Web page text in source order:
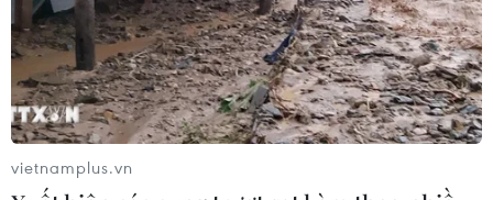
Iran và Oman đạt thỏa thuận về
tuyến vận tải qua eo biển Hormuz
06/08/2026 04:36
Từ hạt nhân đến eo biển
vietnamplus.vn